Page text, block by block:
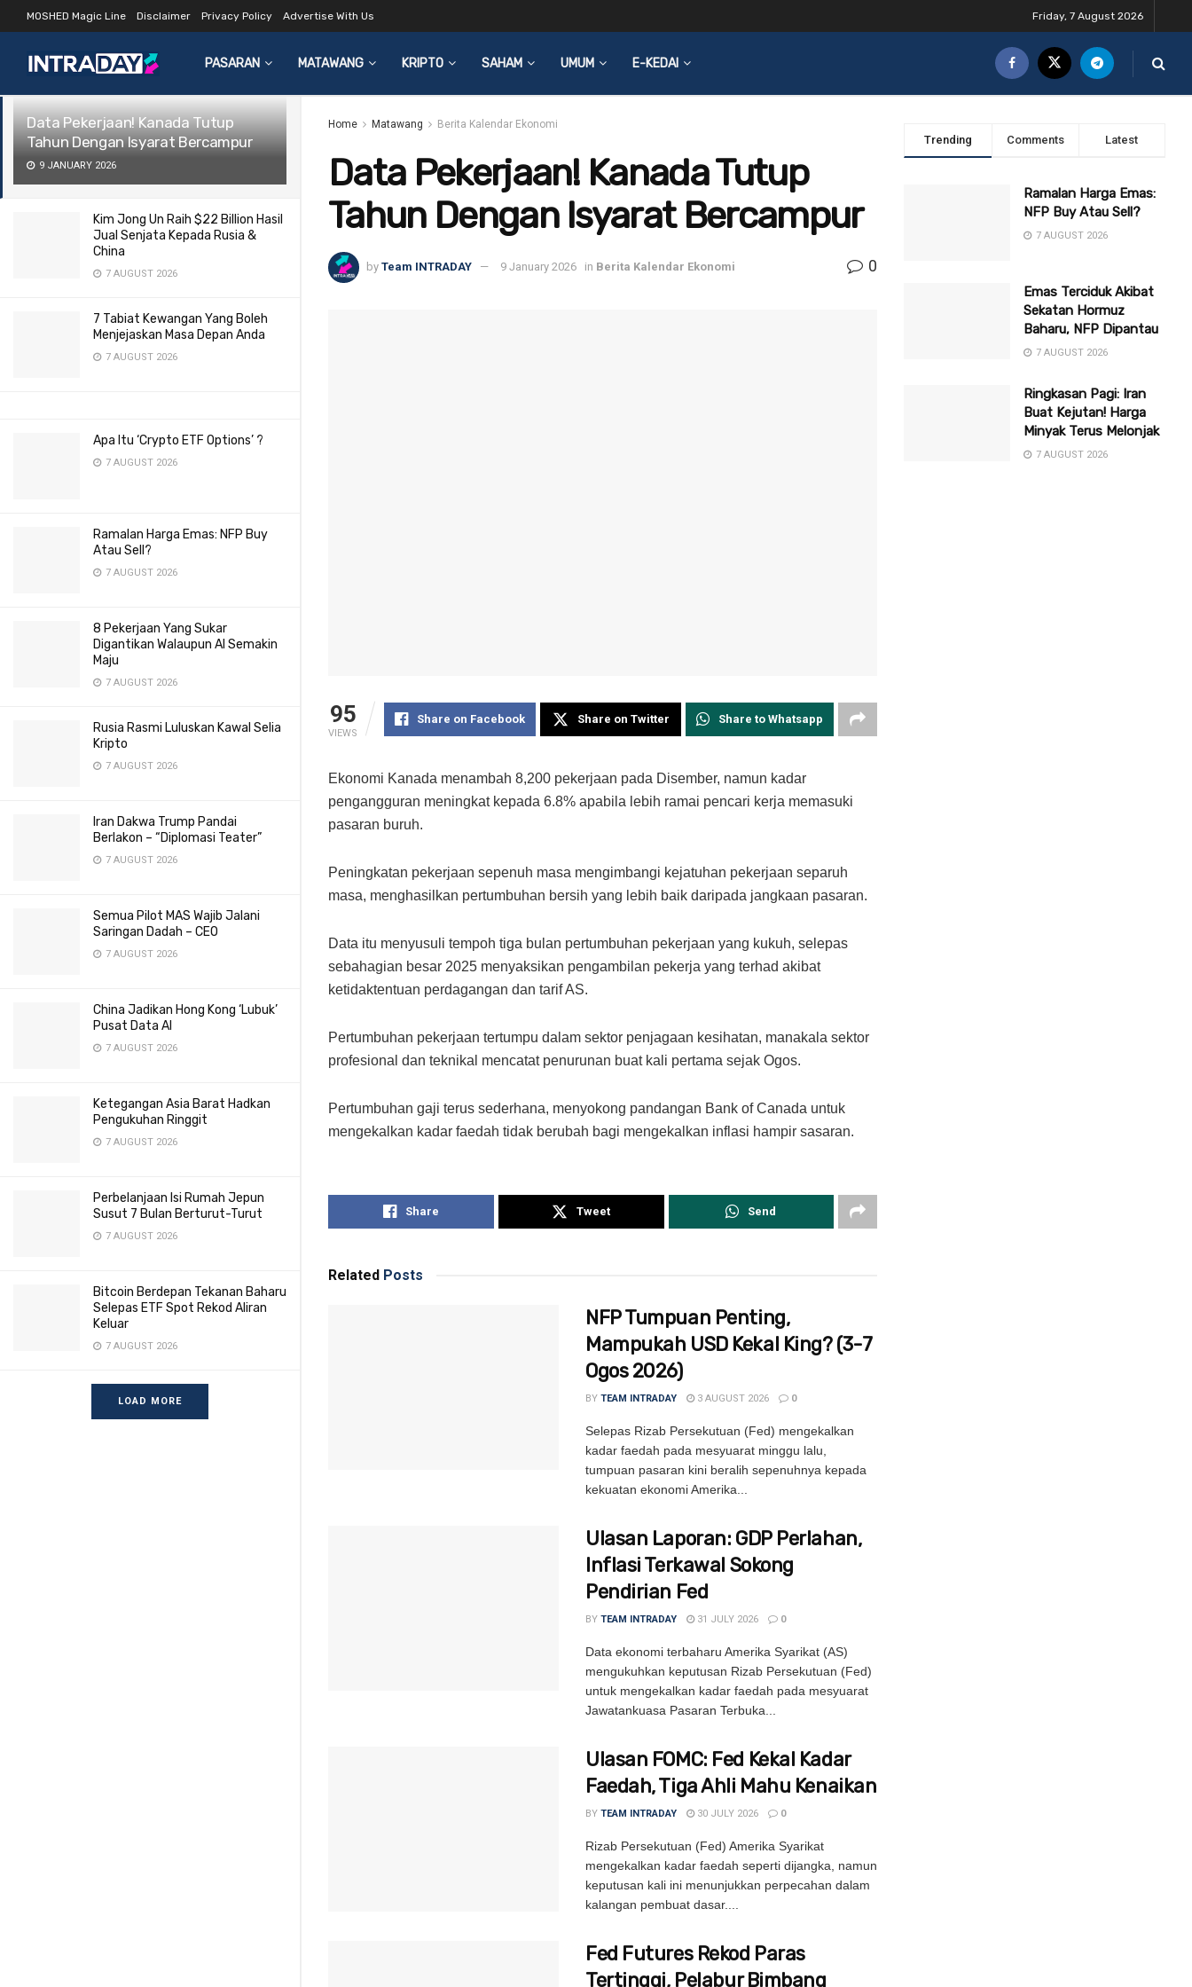
LATEST TRENDING Filter
Data Pekerjaan! Kanada Tutup
Tahun Dengan Isyarat Bercampur
9 JANUARY 2026
Kim Jong Un Raih $22 Billion Hasil
Jual Senjata Kepada Rusia &
China
7 AUGUST 2026
7 Tabiat Kewangan Yang Boleh
Menjejaskan Masa Depan Anda
7 AUGUST 2026
Apa Itu ‘Crypto ETF Options’ ?
7 AUGUST 2026
Ramalan Harga Emas: NFP Buy
Atau Sell?
7 AUGUST 2026
8 Pekerjaan Yang Sukar
Digantikan Walaupun AI Semakin
Maju
7 AUGUST 2026
Rusia Rasmi Luluskan Kawal Selia
Kripto
7 AUGUST 2026
Iran Dakwa Trump Pandai
Berlakon – “Diplomasi Teater”
7 AUGUST 2026
Semua Pilot MAS Wajib Jalani
Saringan Dadah – CEO
7 AUGUST 2026
China Jadikan Hong Kong ‘Lubuk’
Pusat Data AI
7 AUGUST 2026
Ketegangan Asia Barat Hadkan
Pengukuhan Ringgit
7 AUGUST 2026
Perbelanjaan Isi Rumah Jepun
Susut 7 Bulan Berturut-Turut
7 AUGUST 2026
Bitcoin Berdepan Tekanan Baharu
Selepas ETF Spot Rekod Aliran
Keluar
7 AUGUST 2026
LOAD MORE
MOSHED Magic Line Disclaimer Privacy Policy Advertise With Us Friday, 7 August 2026
PASARAN MATAWANG KRIPTO SAHAM UMUM E-KEDAI
Home Matawang Berita Kalendar Ekonomi
Data Pekerjaan! Kanada Tutup
Tahun Dengan Isyarat Bercampur
by Team INTRADAY 9 January 2026 in Berita Kalendar Ekonomi 0
95
VIEWS
Share on Facebook Share on Twitter Share to Whatsapp
Ekonomi Kanada menambah 8,200 pekerjaan pada Disember, namun kadar
pengangguran meningkat kepada 6.8% apabila lebih ramai pencari kerja memasuki
pasaran buruh.
Peningkatan pekerjaan sepenuh masa mengimbangi kejatuhan pekerjaan separuh
masa, menghasilkan pertumbuhan bersih yang lebih baik daripada jangkaan pasaran.
Data itu menyusuli tempoh tiga bulan pertumbuhan pekerjaan yang kukuh, selepas
sebahagian besar 2025 menyaksikan pengambilan pekerja yang terhad akibat
ketidaktentuan perdagangan dan tarif AS.
Pertumbuhan pekerjaan tertumpu dalam sektor penjagaan kesihatan, manakala sektor
profesional dan teknikal mencatat penurunan buat kali pertama sejak Ogos.
Pertumbuhan gaji terus sederhana, menyokong pandangan Bank of Canada untuk
mengekalkan kadar faedah tidak berubah bagi mengekalkan inflasi hampir sasaran.
Share Tweet Send
Related Posts
NFP Tumpuan Penting,
Mampukah USD Kekal King? (3-7
Ogos 2026)
BY TEAM INTRADAY 3 AUGUST 2026 0
Selepas Rizab Persekutuan (Fed) mengekalkan
kadar faedah pada mesyuarat minggu lalu,
tumpuan pasaran kini beralih sepenuhnya kepada
kekuatan ekonomi Amerika...
Ulasan Laporan: GDP Perlahan,
Inflasi Terkawal Sokong
Pendirian Fed
BY TEAM INTRADAY 31 JULY 2026 0
Data ekonomi terbaharu Amerika Syarikat (AS)
mengukuhkan keputusan Rizab Persekutuan (Fed)
untuk mengekalkan kadar faedah pada mesyuarat
Jawatankuasa Pasaran Terbuka...
Ulasan FOMC: Fed Kekal Kadar
Faedah, Tiga Ahli Mahu Kenaikan
BY TEAM INTRADAY 30 JULY 2026 0
Rizab Persekutuan (Fed) Amerika Syarikat
mengekalkan kadar faedah seperti dijangka, namun
keputusan kali ini menunjukkan perpecahan dalam
kalangan pembuat dasar....
Fed Futures Rekod Paras
Tertinggi, Pelabur Bimbang
Trending Comments Latest
Ramalan Harga Emas:
NFP Buy Atau Sell?
7 AUGUST 2026
Emas Terciduk Akibat
Sekatan Hormuz
Baharu, NFP Dipantau
7 AUGUST 2026
Ringkasan Pagi: Iran
Buat Kejutan! Harga
Minyak Terus Melonjak
7 AUGUST 2026